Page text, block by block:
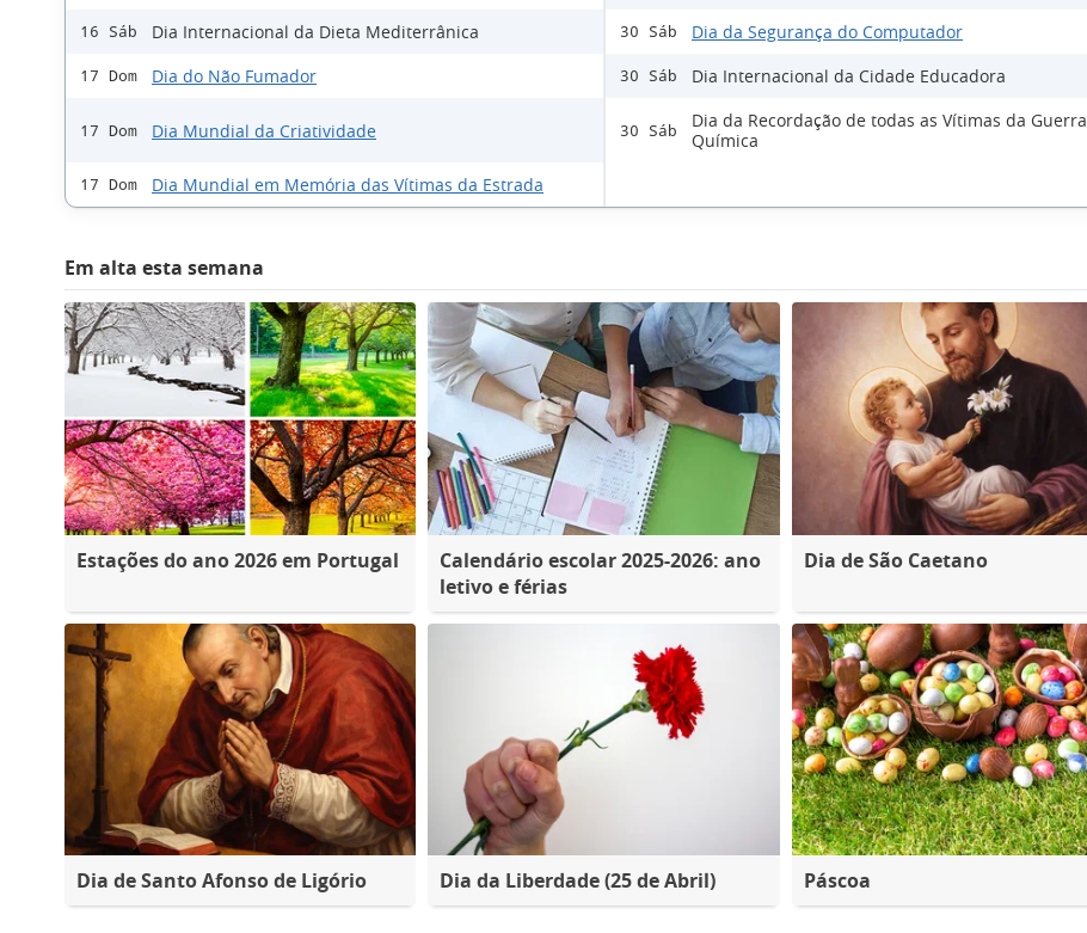
16 Sáb Dia Internacional da Dieta Mediterrânica
17 Dom Dia do Não Fumador
17 Dom Dia Mundial da Criatividade
17 Dom Dia Mundial em Memória das Vítimas da Estrada
30 Sáb Dia da Segurança do Computador
30 Sáb Dia Internacional da Cidade Educadora
30 Sáb
Dia da Recordação de todas as Vítimas da Guerra
Química
Em alta esta semana
Estações do ano 2026 em Portugal
Calendário escolar 2025-2026: ano
letivo e férias
Dia de São Caetano
Dia de Santo Afonso de Ligório Dia da Liberdade (25 de Abril) Páscoa